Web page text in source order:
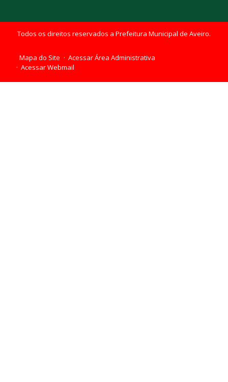
Todos os direitos reservados a Prefeitura Municipal de Aveiro.
Mapa do Site
Acessar Área Administrativa
Acessar Webmail